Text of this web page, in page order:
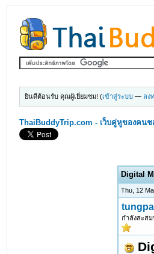
ยินดีต้อนรับ คุณผู้เยี่ยมชม! (เข้าสู่ระบบ — ลง
ThaiBuddyTrip.com - เว็บคู่หูของคนช
Digital
Thu, 12
กำลังสะส